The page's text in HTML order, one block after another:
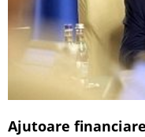
Ajutoare